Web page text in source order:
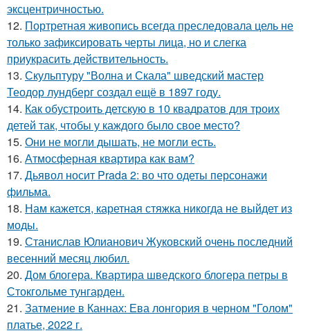
эксцентричностью.
12. Портретная живопись всегда преследовала цель не
только зафиксировать черты лица, но и слегка
приукрасить действительность.
13. Скульптуру "Волна и Скала" шведский мастер
Теодор лундберг создал ещё в 1897 году.
14. Как обустроить детскую в 10 квадратов для троих
детей так, чтобы у каждого было свое место?
15. Они не могли дышать, не могли есть.
16. Атмосферная квартира как вам?
17. Дьявол носит Prada 2: во что одеты персонажи
фильма.
18. Нам кажется, каретная стяжка никогда не выйдет из
моды.
19. Станислав Юлианович Жуковский очень последний
весенний месяц любил.
20. Дом блогера. Квартира шведского блогера петры в
Стокгольме тунгарден.
21. Затмение в Каннах: Ева лонгория в черном "Голом"
платье, 2022 г.